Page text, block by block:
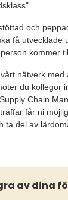
och
få utvecklade
kommer
nätverk med
du kollegor
Chain
får ni
ta del av
av dina